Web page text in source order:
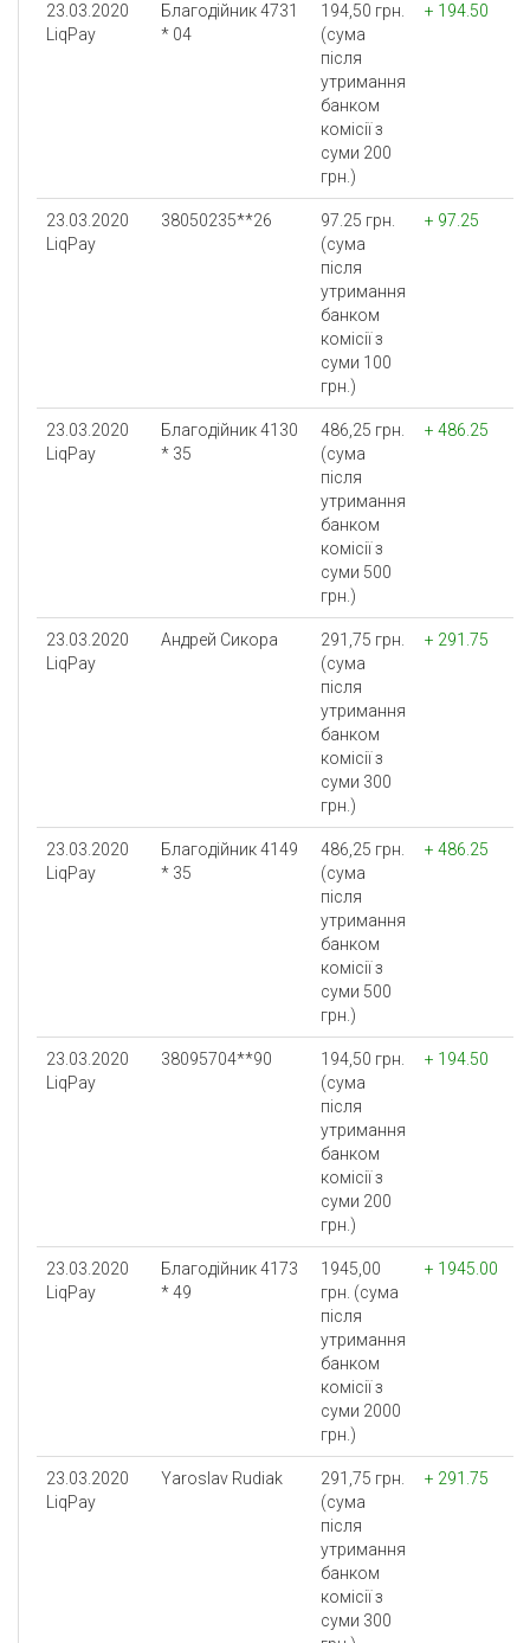
23.03.2020
LiqPay
Благодійник 4731
* 04
194,50 грн.
(сума
після
утримання
банком
комісії з
суми 200
грн.)
+ 194.50
23.03.2020
LiqPay
38050235**26
97.25 грн.
(сума
після
утримання
банком
комісії з
суми 100
грн.)
+ 97.25
23.03.2020
LiqPay
Благодійник 4130
* 35
486,25 грн.
(сума
після
утримання
банком
комісії з
суми 500
грн.)
+ 486.25
23.03.2020
LiqPay
Андрей Сикора
291,75 грн.
(сума
після
утримання
банком
комісії з
суми 300
грн.)
+ 291.75
23.03.2020
LiqPay
Благодійник 4149
* 35
486,25 грн.
(сума
після
утримання
банком
комісії з
суми 500
грн.)
+ 486.25
23.03.2020
LiqPay
38095704**90
194,50 грн.
(сума
після
утримання
банком
комісії з
суми 200
грн.)
+ 194.50
23.03.2020
LiqPay
Благодійник 4173
* 49
1945,00
грн. (сума
після
утримання
банком
комісії з
суми 2000
грн.)
+ 1945.00
23.03.2020
LiqPay
Yaroslav Rudiak
291,75 грн.
(сума
після
утримання
банком
комісії з
суми 300
+ 291.75